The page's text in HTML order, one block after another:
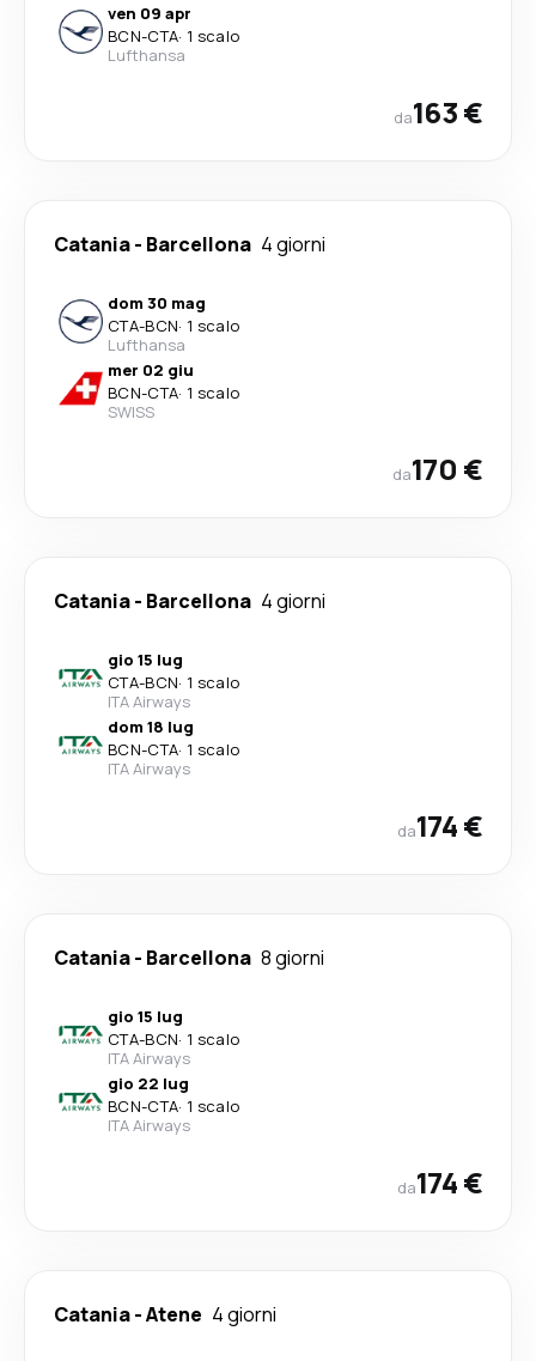
ven 09 apr
BCN-CTA· 1 scalo
Lufthansa
da163 €
Catania- Barcellona 4 giorni
dom 30 mag
CTA-BCN· 1 scalo
Lufthansa
mer 02 giu
BCN-CTA· 1 scalo
SWISS
da170 €
Catania- Barcellona 4 giorni
gio 15 lug
CTA-BCN· 1 scalo
ITA Airways
dom 18 lug
BCN-CTA· 1 scalo
ITA Airways
da174 €
Catania- Barcellona 8 giorni
gio 15 lug
CTA-BCN· 1 scalo
ITA Airways
gio 22 lug
BCN-CTA· 1 scalo
ITA Airways
da174 €
Catania-Atene 4 giorni